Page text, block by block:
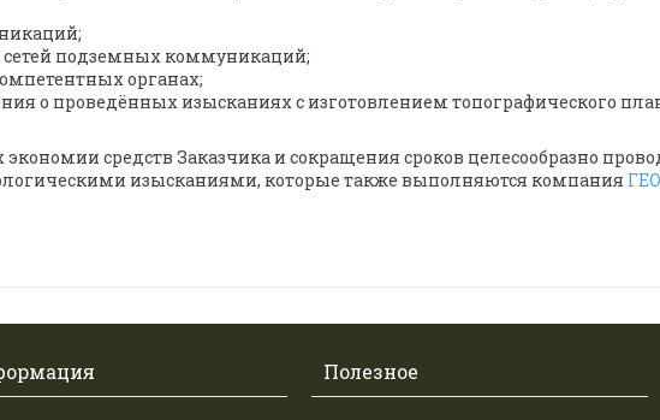
сетей подземных коммуникаций;
органах;
о проведённых изысканиях с изготовлением топографического
средств Заказчика и сокращения сроков целесообразно
изысканиями, которые также выполняются компания
Полезное